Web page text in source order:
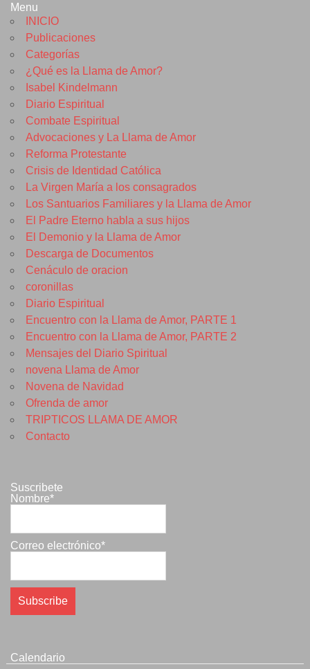
Menu
INICIO
Publicaciones
Categorías
¿Qué es la Llama de Amor?
Isabel Kindelmann
Diario Espiritual
Combate Espiritual
Advocaciones y La Llama de Amor
Reforma Protestante
Crisis de Identidad Católica
La Virgen María a los consagrados
Los Santuarios Familiares y la Llama de Amor
El Padre Eterno habla a sus hijos
El Demonio y la Llama de Amor
Descarga de Documentos
Cenáculo de oracion
coronillas
Diario Espiritual
Encuentro con la Llama de Amor, PARTE 1
Encuentro con la Llama de Amor, PARTE 2
Mensajes del Diario Spiritual
novena Llama de Amor
Novena de Navidad
Ofrenda de amor
TRIPTICOS LLAMA DE AMOR
Contacto
Suscribete
Nombre*
Correo electrónico*
Calendario